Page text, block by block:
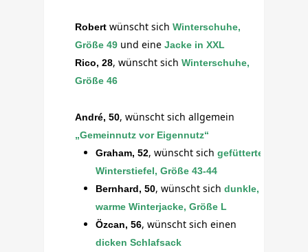
Robert wünscht sich Winterschuhe,
Größe 49 und eine Jacke in XXL
Rico, 28, wünscht sich Winterschuhe,
Größe 46
André, 50, wünscht sich allgemein
„Gemeinnutz vor Eigennutz“
Graham, 52, wünscht sich gefütterte
Winterstiefel, Größe 43-44
Bernhard, 50, wünscht sich dunkle,
warme Winterjacke, Größe L
Özcan, 56, wünscht sich einen
dicken Schlafsack